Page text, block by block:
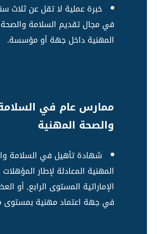
خبرة عملية لا تقل عن ثلاث
في مجال تقديم السلامة والصحة
اﻟﻤهنية داخل جهة أو مؤسسة.
ممارس عام في
والصحة اﻟﻤهنية
شهادة تأهيل في السلامة
اﻟﻤهنية اﻟﻤعادلة لإطار اﻟﻤؤهلات
الإماراتية اﻟﻤستوى الرابع, أو
في جهة اعتماد مهنية بمستوى